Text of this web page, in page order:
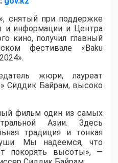
снятый при поддержке
и информации и Центра
кино, получил главный
фестивале «Baku
жюри, лауреат
Сиддик Байрам, высоко
фильм один из самых
Азии. Здесь
традиция и тонкая
Мы надеемся, что
покорять высоты», —